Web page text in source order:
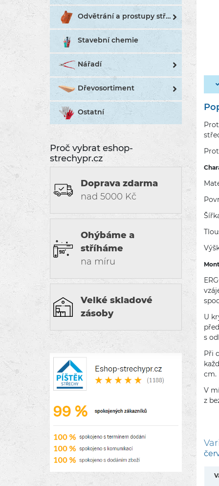
Odvětrání a prostupy střechou
Stavební chemie
Nářadí
Dřevosortiment
Ostatní
Proč vybrat eshop-
strechypr.cz
Doprava zdarma
nad 5000 Kč
Ohýbáme a
stříháme
na míru
Velké skladové
zásoby
U
s
Při
cm.
V
z